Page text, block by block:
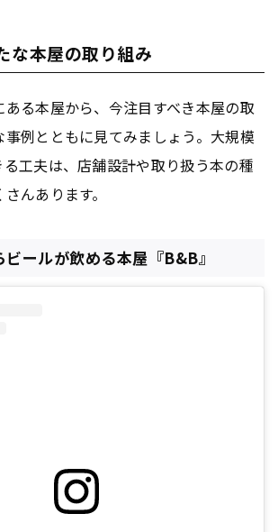
な本屋の取り組み
ある本屋から、今注目すべき本屋の取
事例とともに見てみましょう。大規模
工夫は、店舗設計や取り扱う本の種
んあります。
ールが飲める本屋『B&B』